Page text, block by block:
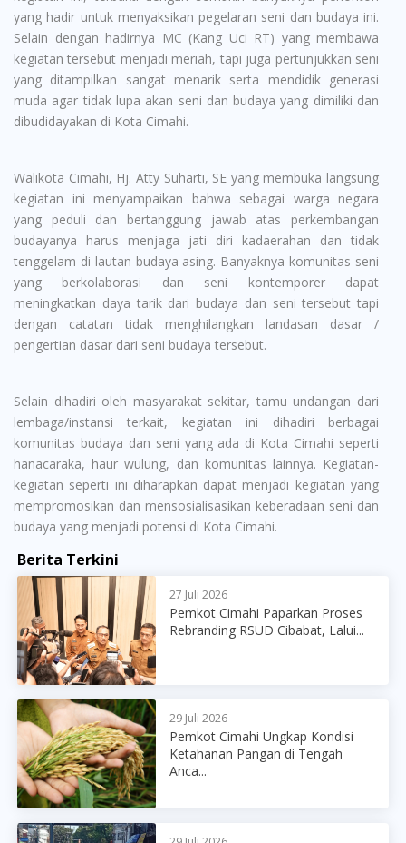
yang hadir untuk menyaksikan pegelaran seni dan budaya ini.
Selain dengan hadirnya MC (Kang Uci RT) yang membawa
kegiatan tersebut menjadi meriah, tapi juga pertunjukkan seni
yang ditampilkan sangat menarik serta mendidik generasi
muda agar tidak lupa akan seni dan budaya yang dimiliki dan
dibudidayakan di Kota Cimahi.
Walikota Cimahi, Hj. Atty Suharti, SE yang membuka langsung
kegiatan ini menyampaikan bahwa sebagai warga negara
yang peduli dan bertanggung jawab atas perkembangan
budayanya harus menjaga jati diri kadaerahan dan tidak
tenggelam di lautan budaya asing. Banyaknya komunitas seni
yang berkolaborasi dan seni kontemporer dapat
meningkatkan daya tarik dari budaya dan seni tersebut tapi
dengan catatan tidak menghilangkan landasan dasar /
pengertian dasar dari seni budaya tersebut.
Selain dihadiri oleh masyarakat sekitar, tamu undangan dari
lembaga/instansi terkait, kegiatan ini dihadiri berbagai
komunitas budaya dan seni yang ada di Kota Cimahi seperti
hanacaraka, haur wulung, dan komunitas lainnya. Kegiatan-
kegiatan seperti ini diharapkan dapat menjadi kegiatan yang
mempromosikan dan mensosialisasikan keberadaan seni dan
budaya yang menjadi potensi di Kota Cimahi.
Berita Terkini
27 Juli 2026
Pemkot Cimahi Paparkan Proses
Rebranding RSUD Cibabat, Lalui...
29 Juli 2026
Pemkot Cimahi Ungkap Kondisi
Ketahanan Pangan di Tengah
Anca...